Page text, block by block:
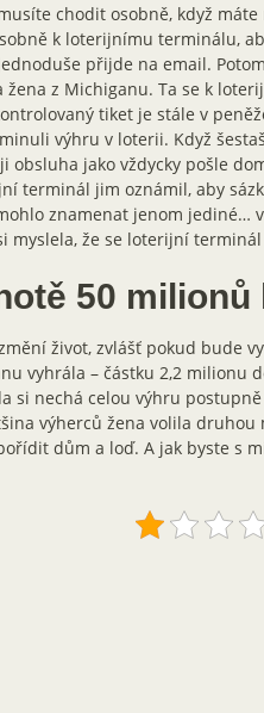
chodit osobně, když
k loterijnímu terminálu,
přijde na email.
žena z Michiganu. Ta se k
tiket je stále v
výhru v loterii. Když
obsluha jako vždycky pošle
terminál jim oznámil, aby
znamenat jenom jediné…
myslela, že se loterijní
50 milionů
život, zvlášť pokud bude
vyhrála – částku 2,2 milionu
si nechá celou výhru
výherců žena volila druhou
dům a loď. A jak byste s